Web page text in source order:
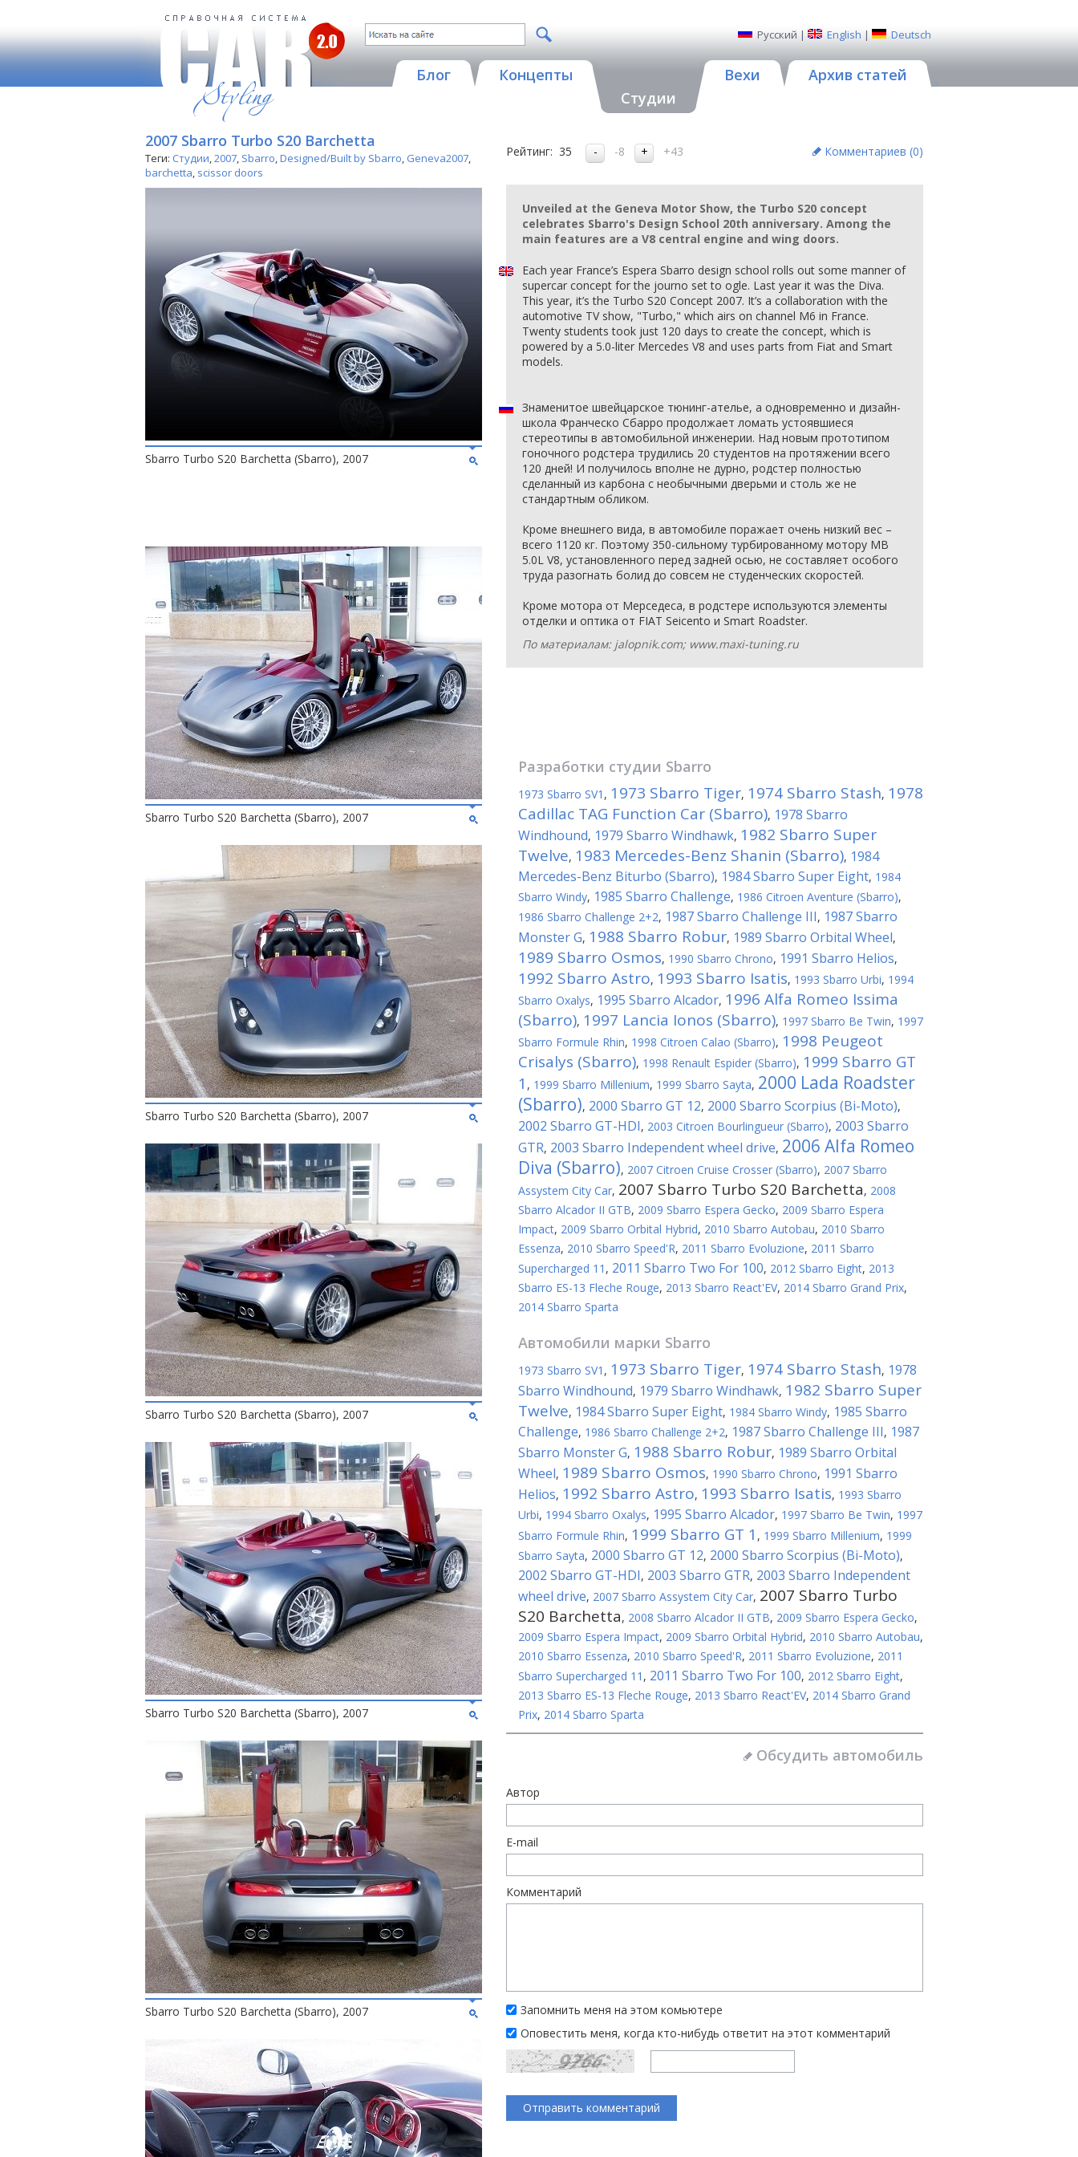
Русский | English | Deutsch
Блог
Концепты
Студии
Вехи Архив статей
2007 Sbarro Turbo S20 Barchetta
Теги: Студии,2007, Sbarro,Designed/Built by Sbarro, Geneva2007,
barchetta, scissor doors
Sbarro Turbo S20 Barchetta (Sbarro), 2007
Sbarro Turbo S20 Barchetta (Sbarro), 2007
Sbarro Turbo S20 Barchetta (Sbarro), 2007
Sbarro Turbo S20 Barchetta (Sbarro), 2007
Sbarro Turbo S20 Barchetta (Sbarro), 2007
Sbarro Turbo S20 Barchetta (Sbarro), 2007
Рейтинг: 35 -8 +43 Комментариев (0)
Unveiled at the Geneva Motor Show, the Turbo S20 concept
celebrates Sbarro's Design School 20th anniversary. Among the
main features are a V8 central engine and wing doors.
Each year France’s Espera Sbarro design school rolls out some manner of
supercar concept for the journo set to ogle. Last year it was the Diva.
This year, it’s the Turbo S20 Concept 2007. It’s a collaboration with the
automotive TV show, "Turbo," which airs on channel M6 in France.
Twenty students took just 120 days to create the concept, which is
powered by a 5.0-liter Mercedes V8 and uses parts from Fiat and Smart
models.
Знаменитое швейцарское тюнинг-ателье, а одновременно и дизайн-
школа Франческо Сбарро продолжает ломать устоявшиеся
стереотипы в автомобильной инженерии. Над новым прототипом
гоночного родстера трудились 20 студентов на протяжении всего
120 дней! И получилось вполне не дурно, родстер полностью
сделанный из карбона с необычными дверьми и столь же не
стандартным обликом.
Кроме внешнего вида, в автомобиле поражает очень низкий вес –
всего 1120 кг. Поэтому 350-сильному турбированному мотору MB
5.0L V8, установленного перед задней осью, не составляет особого
труда разогнать болид до совсем не студенческих скоростей.
Кроме мотора от Мерседеса, в родстере используются элементы
отделки и оптика от FIAT Seicento и Smart Roadster.
По материалам: jalopnik.com; www.maxi-tuning.ru
Разработки студии Sbarro
1973 Sbarro SV1 , 1973 Sbarro Tiger, 1974 Sbarro Stash, 1978
Cadillac TAG Function Car (Sbarro), 1978 Sbarro
Windhound, 1979 Sbarro Windhawk, 1982 Sbarro Super
Twelve, 1983 Mercedes-Benz Shanin (Sbarro), 1984
Mercedes-Benz Biturbo (Sbarro), 1984 Sbarro Super Eight, 1984
Sbarro Windy, 1985 Sbarro Challenge, 1986 Citroen Aventure (Sbarro),
1986 Sbarro Challenge 2+2, 1987 Sbarro Challenge III, 1987 Sbarro
Monster G, 1988 Sbarro Robur, 1989 Sbarro Orbital Wheel,
1989 Sbarro Osmos, 1990 Sbarro Chrono, 1991 Sbarro Helios,
1992 Sbarro Astro, 1993 Sbarro Isatis, 1993 Sbarro Urbi, 1994
Sbarro Oxalys, 1995 Sbarro Alcador, 1996 Alfa Romeo Issima
(Sbarro), 1997 Lancia Ionos (Sbarro), 1997 Sbarro Be Twin, 1997
Sbarro Formule Rhin, 1998 Citroen Calao (Sbarro), 1998 Peugeot
Crisalys (Sbarro), 1998 Renault Espider (Sbarro), 1999 Sbarro GT
1 , 1999 Sbarro Millenium, 1999 Sbarro Sayta, 2000 Lada Roadster
(Sbarro), 2000 Sbarro GT 12, 2000 Sbarro Scorpius (Bi-Мoto),
2002 Sbarro GT-HDI, 2003 Citroen Bourlingueur (Sbarro), 2003 Sbarro
GTR, 2003 Sbarro Independent wheel drive, 2006 Alfa Romeo
Diva (Sbarro), 2007 Citroen Cruise Crosser (Sbarro), 2007 Sbarro
Assystem City Car, 2007 Sbarro Turbo S20 Barchetta, 2008
Sbarro Alcador II GTB, 2009 Sbarro Espera Gecko, 2009 Sbarro Espera
Impact, 2009 Sbarro Orbital Hybrid, 2010 Sbarro Autobau, 2010 Sbarro
Essenza, 2010 Sbarro Speed'R, 2011 Sbarro Evoluzione, 2011 Sbarro
Supercharged 11 , 2011 Sbarro Two For 100, 2012 Sbarro Eight, 2013
Sbarro ES-13 Fleche Rouge, 2013 Sbarro React'EV, 2014 Sbarro Grand Prix,
2014 Sbarro Sparta
Автомобили марки Sbarro
1973 Sbarro SV1 , 1973 Sbarro Tiger, 1974 Sbarro Stash, 1978
Sbarro Windhound, 1979 Sbarro Windhawk, 1982 Sbarro Super
Twelve, 1984 Sbarro Super Eight, 1984 Sbarro Windy, 1985 Sbarro
Challenge, 1986 Sbarro Challenge 2+2, 1987 Sbarro Challenge III, 1987
Sbarro Monster G, 1988 Sbarro Robur, 1989 Sbarro Orbital
Wheel, 1989 Sbarro Osmos, 1990 Sbarro Chrono, 1991 Sbarro
Helios, 1992 Sbarro Astro, 1993 Sbarro Isatis, 1993 Sbarro
Urbi, 1994 Sbarro Oxalys, 1995 Sbarro Alcador, 1997 Sbarro Be Twin, 1997
Sbarro Formule Rhin, 1999 Sbarro GT 1 , 1999 Sbarro Millenium, 1999
Sbarro Sayta, 2000 Sbarro GT 12, 2000 Sbarro Scorpius (Bi-Мoto),
2002 Sbarro GT-HDI, 2003 Sbarro GTR, 2003 Sbarro Independent
wheel drive, 2007 Sbarro Assystem City Car, 2007 Sbarro Turbo
S20 Barchetta, 2008 Sbarro Alcador II GTB, 2009 Sbarro Espera Gecko,
2009 Sbarro Espera Impact, 2009 Sbarro Orbital Hybrid, 2010 Sbarro Autobau,
2010 Sbarro Essenza, 2010 Sbarro Speed'R, 2011 Sbarro Evoluzione, 2011
Sbarro Supercharged 11 , 2011 Sbarro Two For 100, 2012 Sbarro Eight,
2013 Sbarro ES-13 Fleche Rouge, 2013 Sbarro React'EV, 2014 Sbarro Grand
Prix, 2014 Sbarro Sparta
Обсудить автомобиль
Автор
E-mail
Комментарий
Запомнить меня на этом комьютере
Оповестить меня, когда кто-нибудь ответит на этот комментарий